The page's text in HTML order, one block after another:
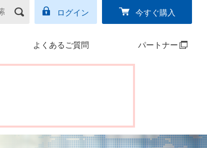
ログイン 今すぐ購入
よくあるご質問 パートナー